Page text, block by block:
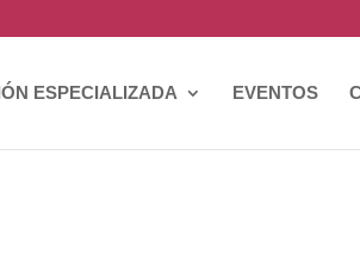
ESPECIALIZADA EVENTOS